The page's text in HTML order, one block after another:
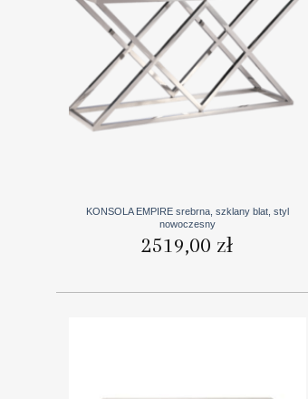
KONSOLA EMPIRE srebrna, szklany blat, styl
nowoczesny
2519,00 zł